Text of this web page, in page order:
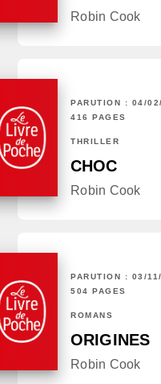
Robin Cook
PARUTION : 04/
416 PAGES
THRILLER
CHOC
Robin Cook
PARUTION : 03/
504 PAGES
ROMANS
ORIGINES
Robin Cook